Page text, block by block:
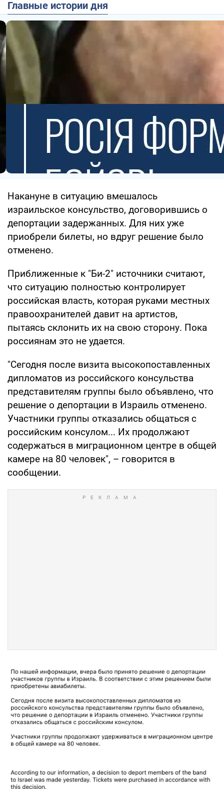
Главные истории дня
Накануне в ситуацию вмешалось
израильское консульство, договорившись о
депортации задержанных. Для них уже
приобрели билеты, но вдруг решение было
отменено.
Приближенные к "Би-2" источники считают,
что ситуацию полностью контролирует
российская власть, которая руками местных
правоохранителей давит на артистов,
пытаясь склонить их на свою сторону. Пока
россиянам это не удается.
"Сегодня после визита высокопоставленных
дипломатов из российского консульства
представителям группы было объявлено, что
решение о депортации в Израиль отменено.
Участники группы отказались общаться с
российским консулом... Их продолжают
содержаться в миграционном центре в общей
камере на 80 человек", – говорится в
сообщении.